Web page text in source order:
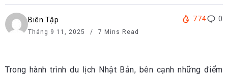
Biên Tập
Tháng 9 11, 2025 7 Mins Read
774 0
Trong hành trình du lịch Nhật Bản, bên cạnh những điểm